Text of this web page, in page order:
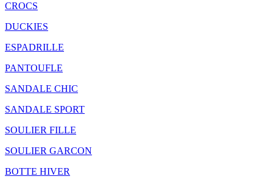
CROCS
DUCKIES
ESPADRILLE
PANTOUFLE
SANDALE CHIC
SANDALE SPORT
SOULIER FILLE
SOULIER GARCON
BOTTE HIVER